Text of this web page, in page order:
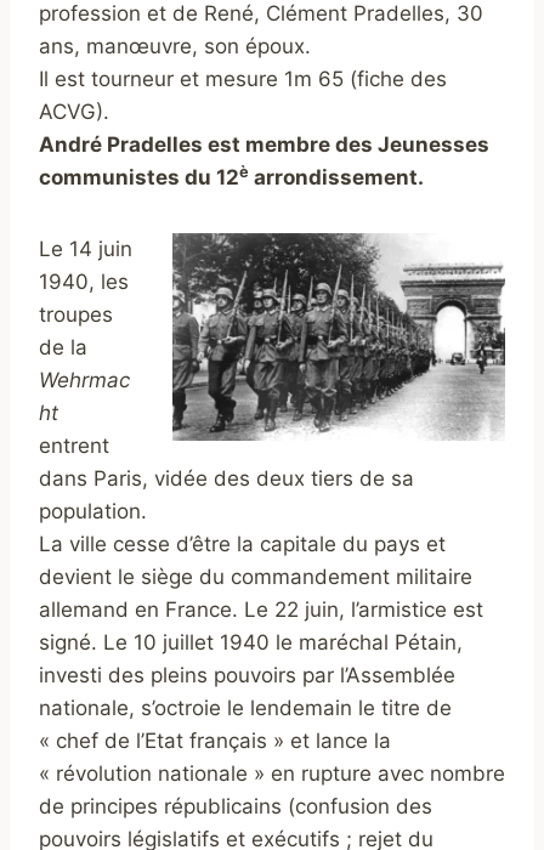
profession et de René, Clément Pradelles, 30
ans, manœuvre, son époux.
Il est tourneur et mesure 1m 65 (fiche des
ACVG).
André Pradelles est membre des Jeunesses
communistes du 12è arrondissement.
Le 14 juin
1940, les
troupes
de la
Wehrmac
ht
entrent
dans Paris, vidée des deux tiers de sa
population.
La ville cesse d’être la capitale du pays et
devient le siège du commandement militaire
allemand en France. Le 22 juin, l’armistice est
signé. Le 10 juillet 1940 le maréchal Pétain,
investi des pleins pouvoirs par l’Assemblée
nationale, s’octroie le lendemain le titre de
« chef de l’Etat français » et lance la
« révolution nationale » en rupture avec nombre
de principes républicains (confusion des
pouvoirs législatifs et exécutifs ; rejet du